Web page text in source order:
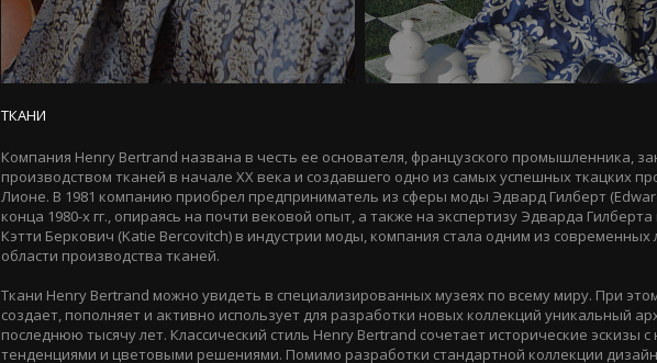
ТКАНИ
Компания Henry Bertrand названа в честь ее основателя, французского промышленника,
производством тканей в начале XX века и создавшего одно из самых успешных ткацких
Лионе. В 1981 компанию приобрел предприниматель из сферы моды Эдвард Гилберт
конца 1980-х гг., опираясь на почти вековой опыт, а также на экспертизу Эдварда
Кэтти Беркович (Katie Bercovitch) в индустрии моды, компания стала одним из современных
области производства тканей.
Ткани Henry Bertrand можно увидеть в специализированных музеях по всему миру. При
создает, пополняет и активно использует для разработки новых коллекций уникальный
последнюю тысячу лет. Классический стиль Henry Bertrand сочетает исторические эскизы
тенденциями и цветовыми решениями. Помимо разработки стандартной коллекции